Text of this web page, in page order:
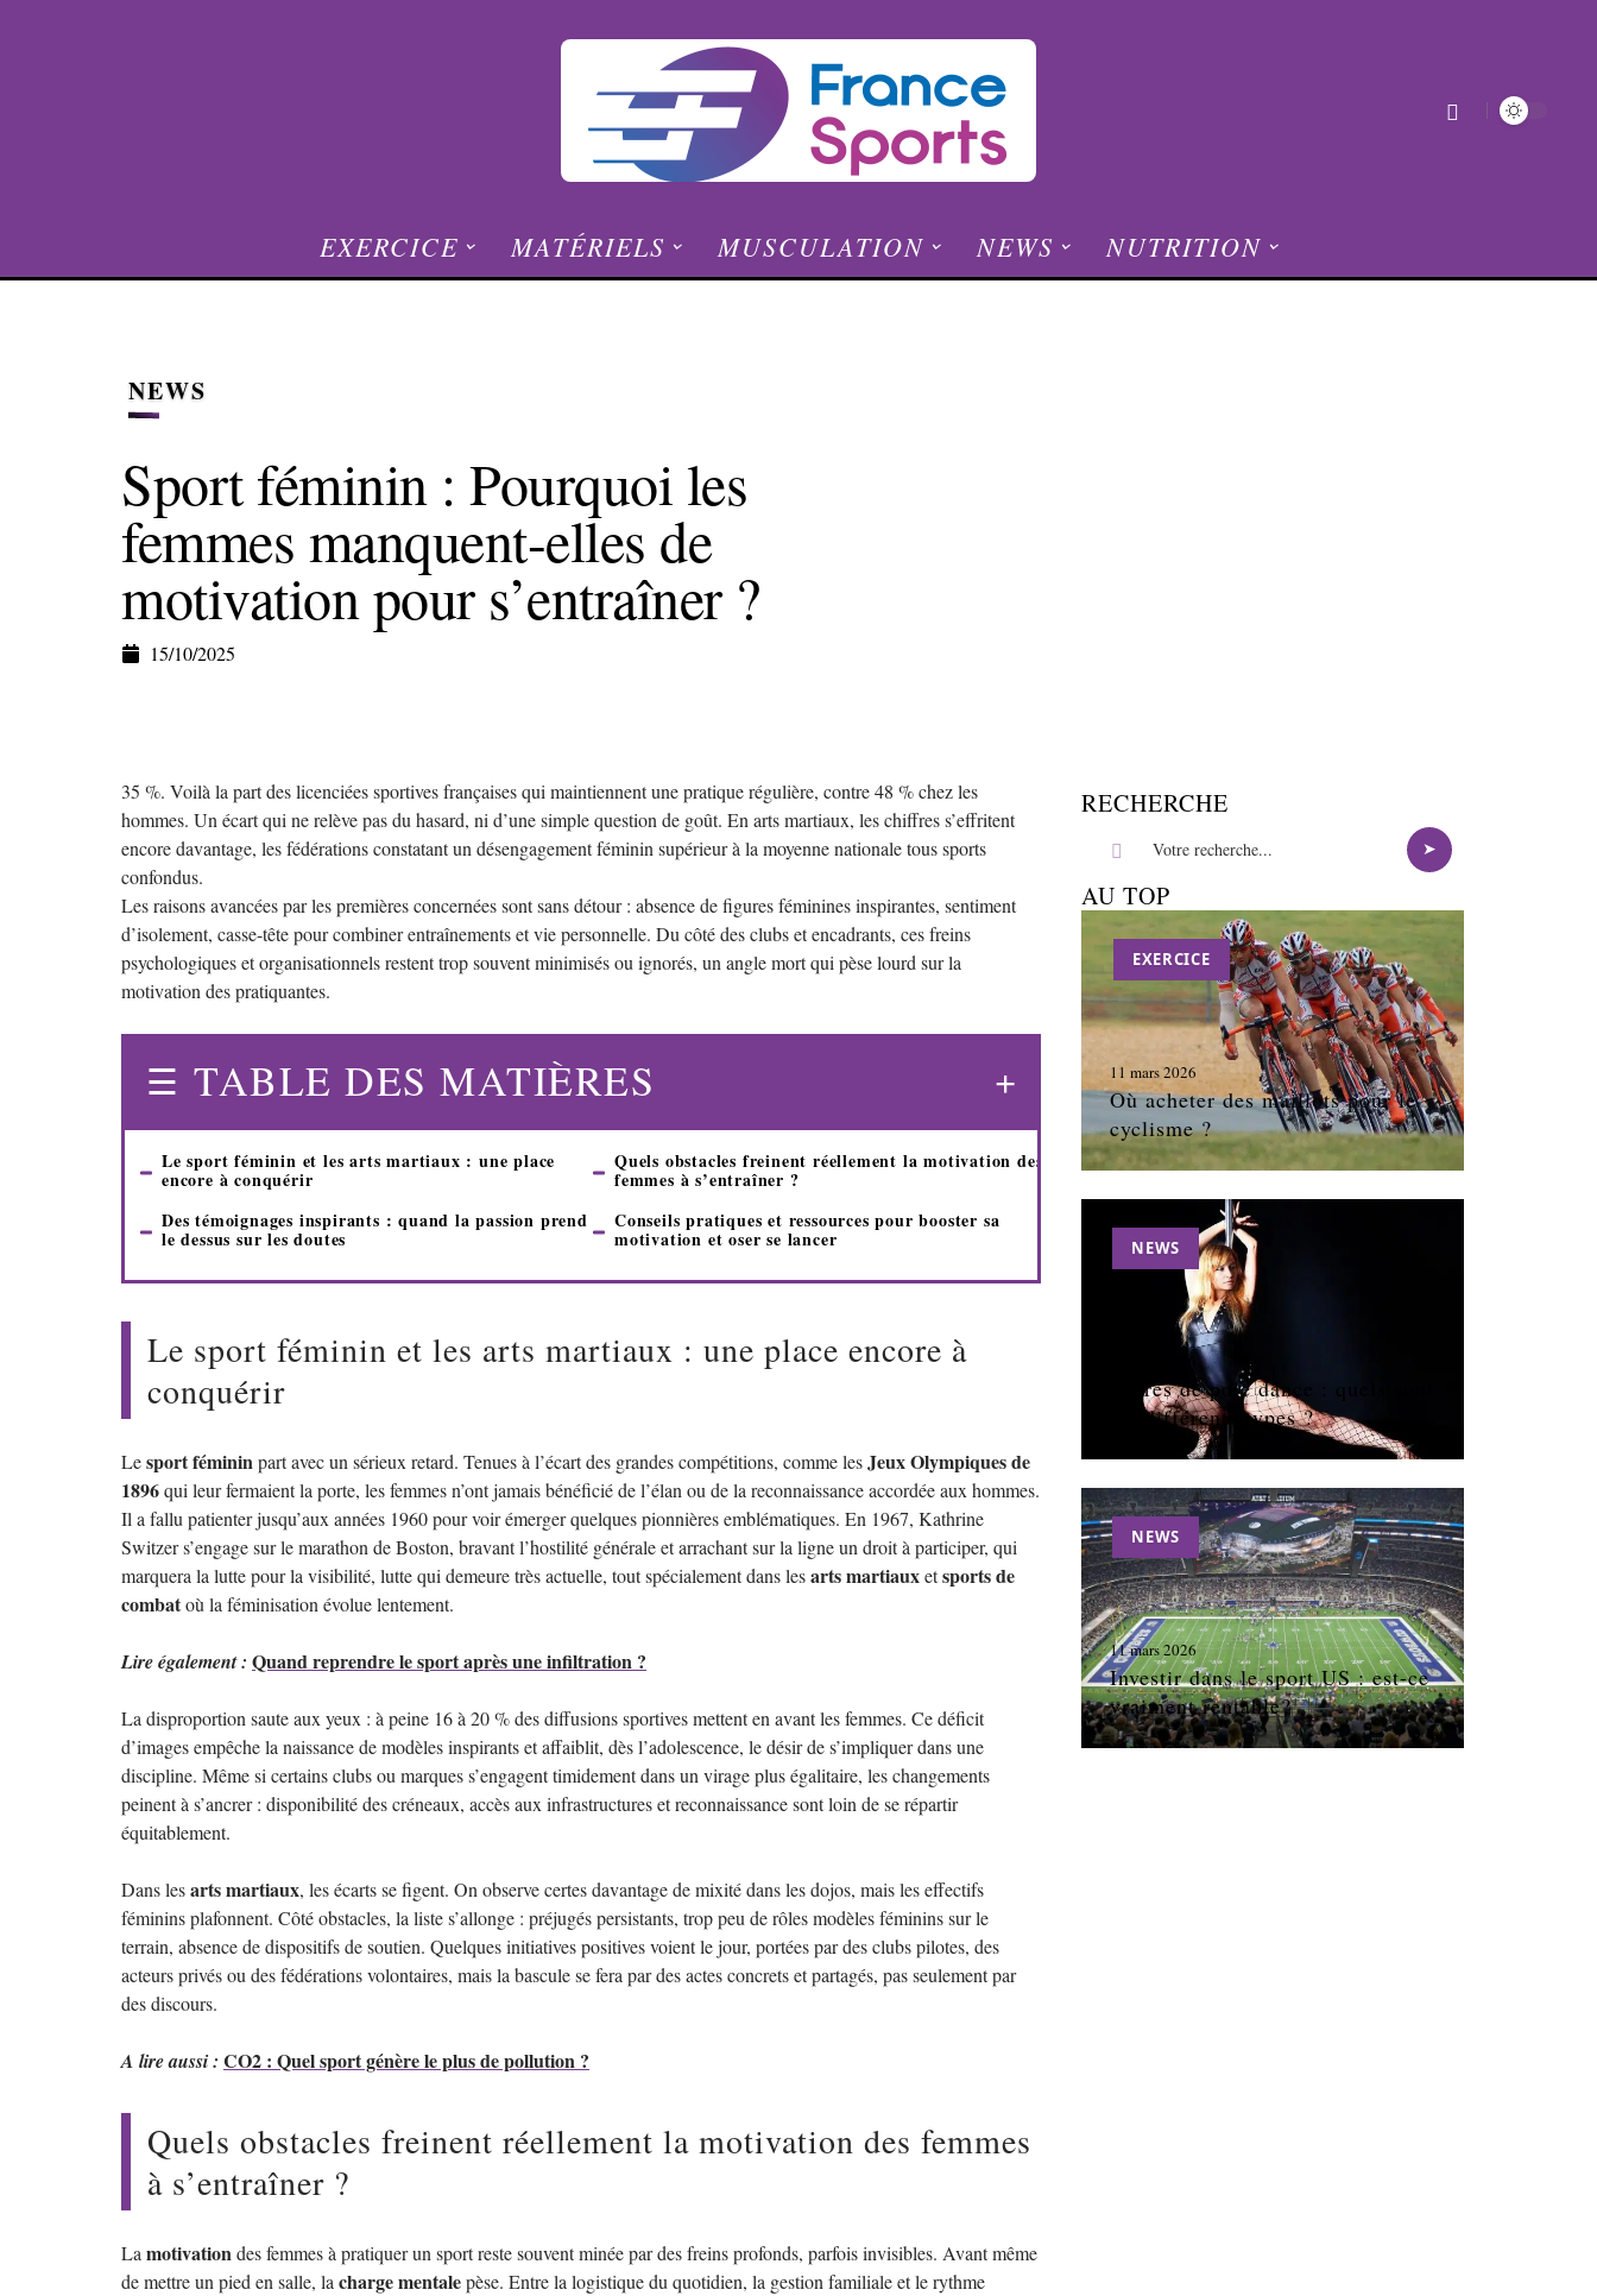
EXERCICE MATÉRIELS MUSCULATION NEWS NUTRITION
NEWS
Sport féminin : Pourquoi les
femmes manquent-elles de
motivation pour s’entraîner ?
15/10/2025
35 %. Voilà la part des licenciées sportives françaises qui maintiennent une pratique régulière, contre 48 % chez les
hommes. Un écart qui ne relève pas du hasard, ni d’une simple question de goût. En arts martiaux, les chiffres s’effritent
encore davantage, les fédérations constatant un désengagement féminin supérieur à la moyenne nationale tous sports
confondus.
Les raisons avancées par les premières concernées sont sans détour : absence de figures féminines inspirantes, sentiment
d’isolement, casse-tête pour combiner entraînements et vie personnelle. Du côté des clubs et encadrants, ces freins
psychologiques et organisationnels restent trop souvent minimisés ou ignorés, un angle mort qui pèse lourd sur la
motivation des pratiquantes.
TABLE DES MATIÈRES
Le sport féminin et les arts martiaux : une place
encore à conquérir
Quels obstacles freinent réellement la motivation des
femmes à s’entraîner ?
Des témoignages inspirants : quand la passion prend
le dessus sur les doutes
Conseils pratiques et ressources pour booster sa
motivation et oser se lancer
Le sport féminin et les arts martiaux : une place encore à
conquérir
Lesport fémininpart avec un sérieux retard. Tenues à l’écart des grandes compétitions, comme lesJeux Olympiques de
1896qui leur fermaient la porte, les femmes n’ont jamais bénéficié de l’élan ou de la reconnaissance accordée aux hommes.
Il a fallu patienter jusqu’aux années 1960 pour voir émerger quelques pionnières emblématiques. En 1967, Kathrine
Switzer s’engage sur le marathon de Boston, bravant l’hostilité générale et arrachant sur la ligne un droit à participer, qui
marquera la lutte pour la visibilité, lutte qui demeure très actuelle, tout spécialement dans lesarts martiauxetsports de
combatoù la féminisation évolue lentement.
Lire également : Quand reprendre le sport après une infiltration ?
La disproportion saute aux yeux : à peine 16 à 20 % des diffusions sportives mettent en avant les femmes. Ce déficit
d’images empêche la naissance de modèles inspirants et affaiblit, dès l’adolescence, le désir de s’impliquer dans une
discipline. Même si certains clubs ou marques s’engagent timidement dans un virage plus égalitaire, les changements
peinent à s’ancrer : disponibilité des créneaux, accès aux infrastructures et reconnaissance sont loin de se répartir
équitablement.
Dans lesarts martiaux, les écarts se figent. On observe certes davantage de mixité dans les dojos, mais les effectifs
féminins plafonnent. Côté obstacles, la liste s’allonge : préjugés persistants, trop peu de rôles modèles féminins sur le
terrain, absence de dispositifs de soutien. Quelques initiatives positives voient le jour, portées par des clubs pilotes, des
acteurs privés ou des fédérations volontaires, mais la bascule se fera par des actes concrets et partagés, pas seulement par
des discours.
A lire aussi : CO2 : Quel sport génère le plus de pollution ?
Quels obstacles freinent réellement la motivation des femmes
à s’entraîner ?
La motivationdes femmes à pratiquer un sport reste souvent minée par des freins profonds, parfois invisibles. Avant même
de mettre un pied en salle, la charge mentalepèse. Entre la logistique du quotidien, la gestion familiale et le rythme
RECHERCHE
AU TOP
EXERCICE
11 mars 2026
Où acheter des maillots pour le
cyclisme ?
NEWS
11 mars 2026
Barres de pole dance : quels sont
les différents types ?
NEWS
11 mars 2026
Investir dans le sport US : est-ce
vraiment rentable?